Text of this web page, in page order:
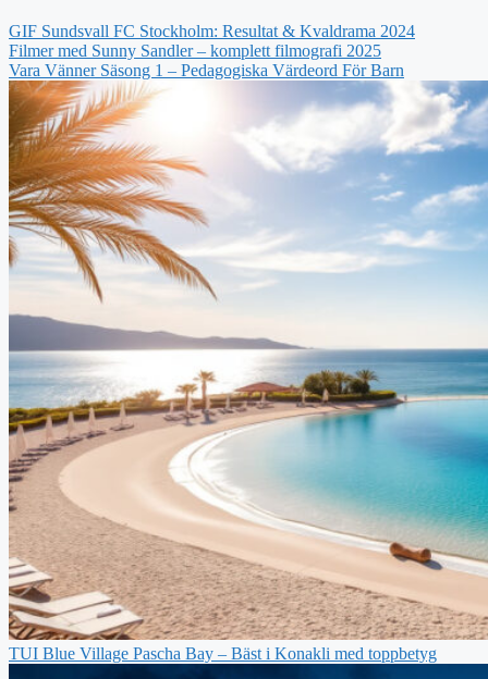
GIF Sundsvall FC Stockholm: Resultat & Kvaldrama 2024
Filmer med Sunny Sandler – komplett filmografi 2025
Vara Vänner Säsong 1 – Pedagogiska Värdeord För Barn
TUI Blue Village Pascha Bay – Bäst i Konakli med toppbetyg